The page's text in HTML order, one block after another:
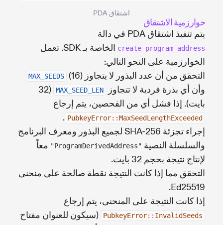
اشتقاق PDA
خوارزمية الاشتقاق
يتم تنفيذ اشتقاق PDA في دالة
create_program_address
الخاصة بـ SDK. تعمل
الخوارزمية على النحو التالي:
التحقق من أن عدد البذور لا يتجاوز
MAX_SEEDS (16)
وأن أي بذرة فردية لا تتجاوز
MAX_SEED_LEN
(32
بايت). إذا فشل أي من الفحصين، يتم إرجاع
PubkeyError::MaxSeedLengthExceeded
.
إجراء تجزئة SHA-256 لجميع البذور ومعرف البرنامج
والسلسلة النصية "ProgramDerivedAddress"
معاً
لإنتاج نتيجة بحجم 32 بايت.
التحقق مما إذا كانت النتيجة نقطة صالحة على منحنى
Ed25519.
إذا كانت النتيجة على المنحنى، يتم إرجاع
PubkeyError:: InvalidSeeds
(سيكون للعنوان مفتاح